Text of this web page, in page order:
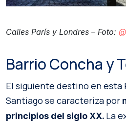
Calles París y Londres – Foto:
Barrio Concha y
El siguiente destino en esta
Santiago se caracteriza por
principios del siglo XX. La